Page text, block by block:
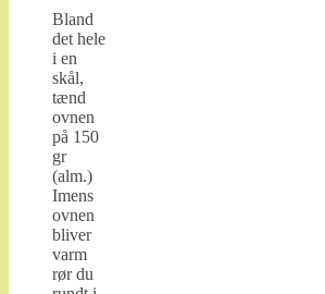
Bland
det hele
i en
skål,
tænd
ovnen
på 150
gr
(alm.)
Imens
ovnen
bliver
varm
rør du